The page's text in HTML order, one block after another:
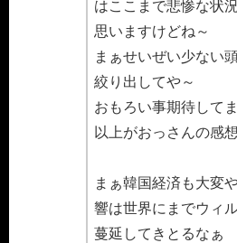
はここまで悲惨な状
思いますけどね～
まぁせいぜい少ない
絞り出してや～
おもろい事期待して
以上がおっさんの感
まぁ韓国経済も大変
響は世界にまでウィ
蔓延してきとるなぁ